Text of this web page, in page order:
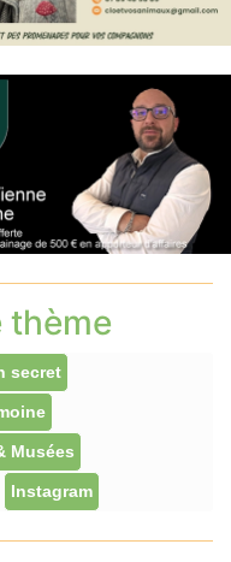
thème
secret
Musées
Instagram